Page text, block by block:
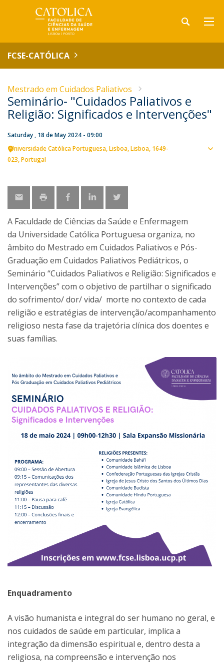
FCSE-CATÓLICA
Mestrado em Cuidados Paliativos
Seminário- "Cuidados Paliativos e
Religião: Significados e Intervenções"
Saturday , 18 de May 2024 - 09:00
Universidade Católica Portuguesa Lisboa Lisboa 1649-
023 Portugal
A Faculdade de Ciências da Saúde e Enfermagem
da Universidade Católica Portuguesa organiza, no
âmbito do Mestrado em Cuidados Paliativos e Pós-
Graduação em Cuidados Paliativos Pediátricos, o
Seminário “Cuidados Paliativos e Religião: Significados e
Intervenções” com o objetivo de partilhar o significado
do sofrimento/ dor/ vida/ morte no contexto de cada
religião e estratégias de intervenção/acompanhamento
religioso nesta fase da trajetória clínica dos doentes e
suas famílias.
Enquadramento
A visão humanista e integral do ser humano no geral, e
nos cuidados de saúde em particular, implica a
integração da dimensão espiritual e, dentro desta a
religiosa, na compreensão e intervenção nos